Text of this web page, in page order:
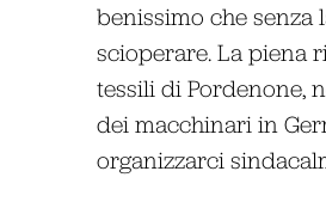
benissimo che
scioperare. La piena
tessili di Pordenone,
dei macchinari in
organizzarci